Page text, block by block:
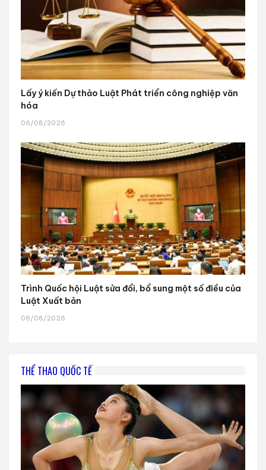
Lấy ý kiến Dự thảo Luật Phát triển công nghiệp văn
hóa
06/08/2026
Trình Quốc hội Luật sửa đổi, bổ sung một số điều của
Luật Xuất bản
06/08/2026
THỂ THAO QUỐC TẾ